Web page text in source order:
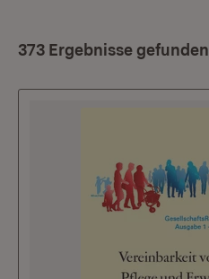
373 Ergebnisse gefunden